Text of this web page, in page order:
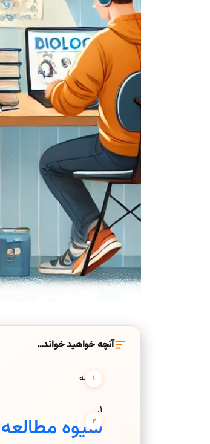
آنچه خواهید خواند…
مقدمه
1.
شیوه مطالعه